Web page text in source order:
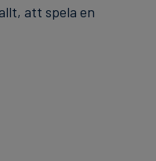
att spela en